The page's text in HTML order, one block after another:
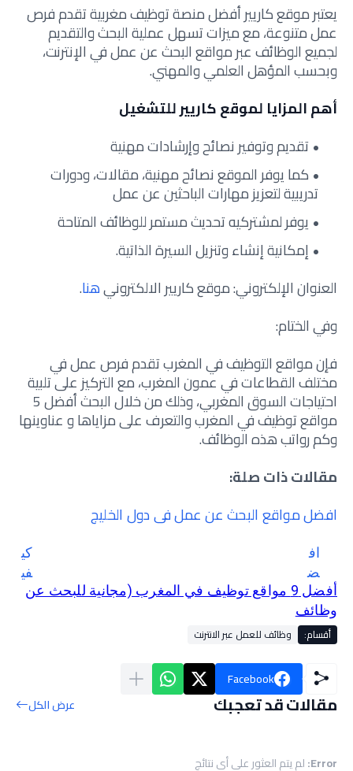
يعتبر موقع كاريير أفضل منصة توظيف مغربية تقدم فرص
عمل متنوعة، مع ميزات تسهل عملية البحث والتقديم
لجميع الوظائف عبر مواقع البحث عن عمل في الإنترنت،
وبحسب المؤهل العلمي والمهني.
أهم المزايا لموقع كاريير للتشغيل
تقديم وتوفير نصائح وإرشادات مهنية
كما يوفر الموقع نصائح مهنية، مقالات، ودورات
تدريبية لتعزيز مهارات الباحثين عن عمل
يوفر لمشتركيه تحديث مستمر للوظائف المتاحة
إمكانية إنشاء وتنزيل السيرة الذاتية.
العنوان الإلكتروني: موقع كاريير الالكترونيهنا.
وفي الختام:
فإن مواقع التوظيف في المغرب تقدم فرص عمل في
مختلف القطاعات في عمون المغرب، مع التركيز على تلبية
احتياجات السوق المغربي، وذلك من خلال البحث أفضل 5
مواقع توظيف في المغرب والتعرف على مزاياها و عناوينها
وكم رواتب هذه الوظائف.
مقالات ذات صلة:
افضل مواقع البحث عن عمل في دول الخليج
اف
ض
ل
ش
رك
ت
و
كي
في
ة
تو
أفضل 9 مواقع توظيف في المغرب (مجانية للبحث عن
وظائف
أقسام: وظائف للعمل عبر الانترنت
Facebook
مقالات قد تعجبك عرض الكل
Error: لم يتم العثور على أي نتائج